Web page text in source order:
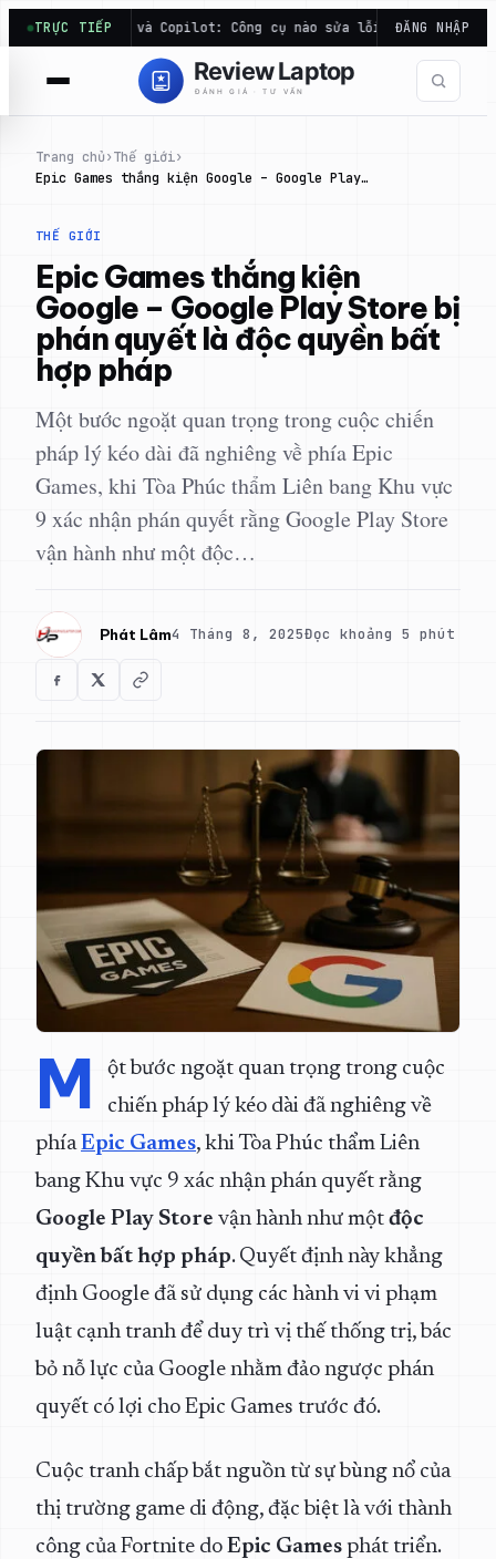
Chuyển
đến
phần
TRỰC TIẾP
Code và Copilot: Công cụ nào sửa lỗi code hiệu quả…
ĐĂNG NHẬP
Trang chủ›Thế giới›
Epic Games thắng kiện Google – Google Play…
THẾ GIỚI
Epic Games thắng kiện
Google – Google Play Store bị
phán quyết là độc quyền bất
hợp pháp
Một bước ngoặt quan trọng trong cuộc chiến
pháp lý kéo dài đã nghiêng về phía Epic
Games, khi Tòa Phúc thẩm Liên bang Khu vực
9 xác nhận phán quyết rằng Google Play Store
vận hành như một độc…
Phát Lâm4 Tháng 8, 2025Đọc khoảng 5 phút
M
ột bước ngoặt quan trọng trong cuộc
chiến pháp lý kéo dài đã nghiêng về
phíaEpic Games, khi Tòa Phúc thẩm Liên
bang Khu vực 9 xác nhận phán quyết rằng
Google Play Store vận hành như một độc
quyền bất hợp pháp. Quyết định này khẳng
định Google đã sử dụng các hành vi vi phạm
luật cạnh tranh để duy trì vị thế thống trị, bác
bỏ nỗ lực của Google nhằm đảo ngược phán
quyết có lợi cho Epic Games trước đó.
Cuộc tranh chấp bắt nguồn từ sự bùng nổ của
thị trường game di động, đặc biệt là với thành
công của Fortnite do Epic Games phát triển.